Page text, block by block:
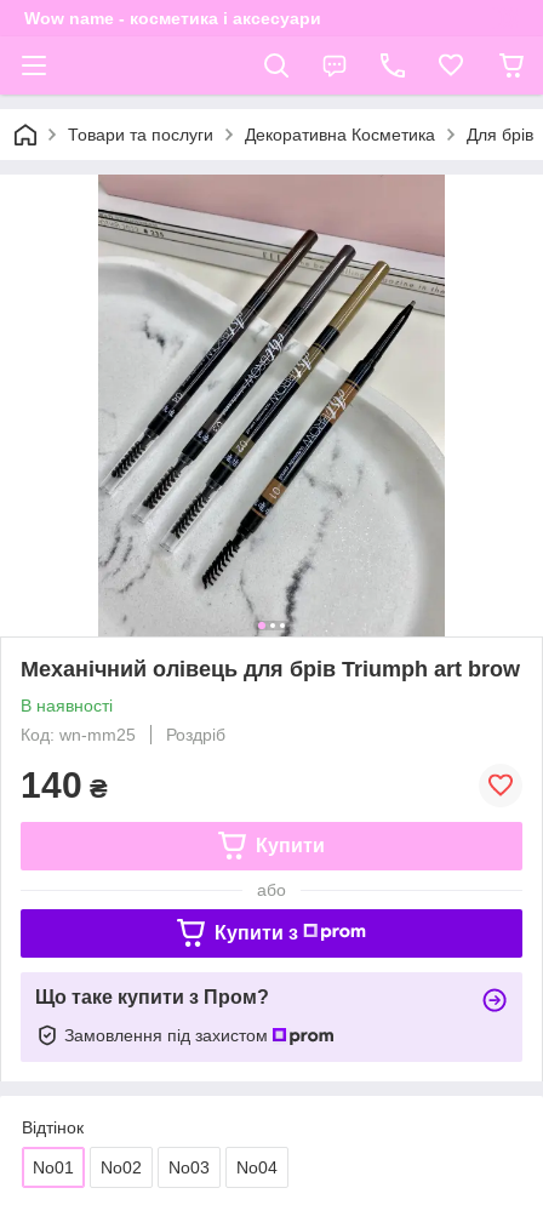
Wow name - косметика і аксесуари
Товари та послуги Декоративна Косметика Для брів
Механічний олівець для брів Triumph art brow
В наявності
Код: wn-mm25
Роздріб
140 ₴
Купити
або
Купити з
Що таке купити з Пром?
Замовлення під захистом
Відтінок
No01 No02 No03 No04